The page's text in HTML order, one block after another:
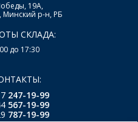
19А,
Минский р-н, РБ
СКЛАДА:
до 17:30
247-19-99
567-19-99
787-19-99